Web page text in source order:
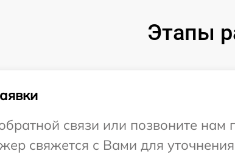
Этапы
связи или позвоните нам
свяжется с Вами для